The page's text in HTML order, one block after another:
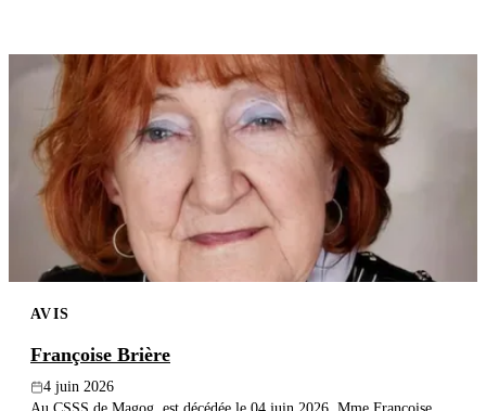
AVIS
Françoise Brière
4 juin 2026